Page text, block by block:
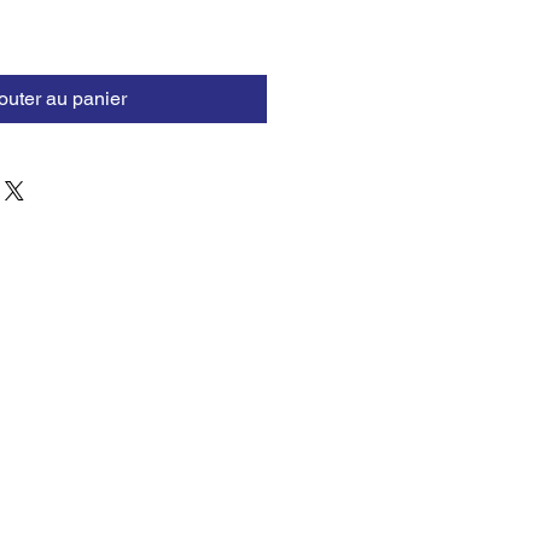
au panier